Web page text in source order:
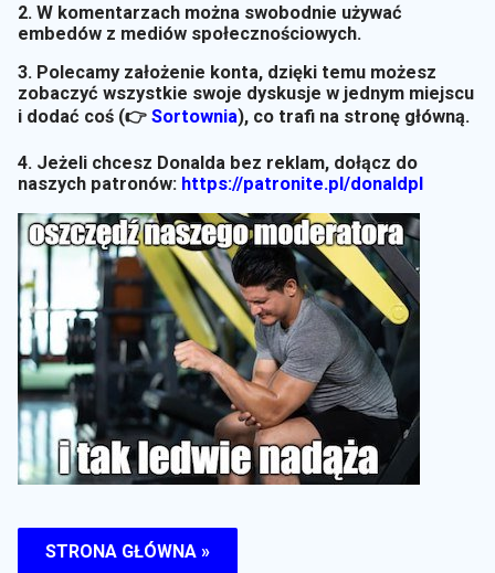
2. W komentarzach można swobodnie używać
embedów z mediów społecznościowych.
3. Polecamy założenie konta, dzięki temu możesz
zobaczyć wszystkie swoje dyskusje w jednym miejscu
i dodać coś (👉 Sortownia), co trafi na stronę główną.
4. Jeżeli chcesz Donalda bez reklam, dołącz do
naszych patronów: https://patronite.pl/donaldpl
STRONA GŁÓWNA »